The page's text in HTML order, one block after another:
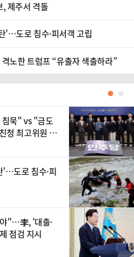
, 제주서 격돌
'…도로 침수·피서객 고립
격노한 트럼프 “유출자 색출하라”
●
묵" vs "금도
청 최고위원 후
'…도로 침수·피
"…李, '대출·
점검 지시